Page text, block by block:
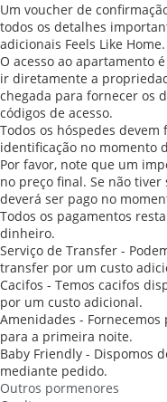
Um voucher de
todos os detalhes
adicionais Feels Like Home.
O acesso ao apartamento
ir diretamente a
chegada para fornecer os
códigos de acesso.
Todos os hóspedes
identificação no momento
Por favor, note que um
no preço final. Se não
deverá ser pago no
Todos os pagamentos
dinheiro.
Serviço de Transfer -
transfer por um custo
Cacifos - Temos cacifos
por um custo adicional.
Amenidades -
para a primeira noite.
Baby Friendly - Dispomos
mediante pedido.
Outros pormenores